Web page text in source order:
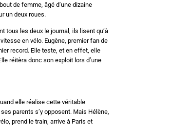
de femme, âgé d’une dizaine
un deux roues.
tous les deux le journal, ils lisent qu’à
en vélo. Eugène, premier fan de
record. Elle teste, et en effet, elle
réitèra donc son exploit lors d’une
elle réalise cette véritable
parents s’y opposent. Mais Hélène,
prend le train, arrive à Paris et